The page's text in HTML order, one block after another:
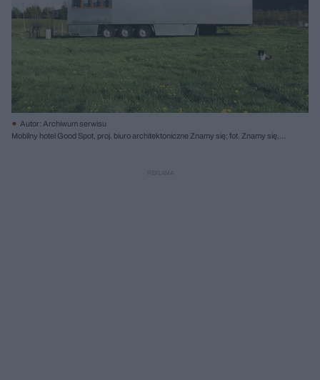
Autor: Archiwum serwisu
Mobilny hotel Good Spot, proj. biuro architektoniczne Znamy się; fot. Znamy się,